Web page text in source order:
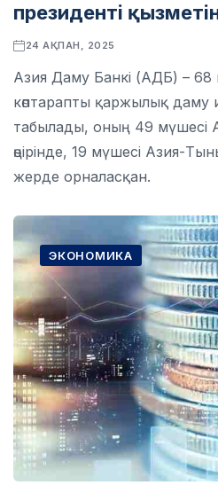
президенті
24 АҚПАН, 2025
Азия Даму Банкі (АДБ) – 68
көптарапты қаржылық даму
табылады, оның 49 мүшесі
өңірінде, 19 мүшесі Азия-
жерде орналасқан.
ЭКОНОМИКА